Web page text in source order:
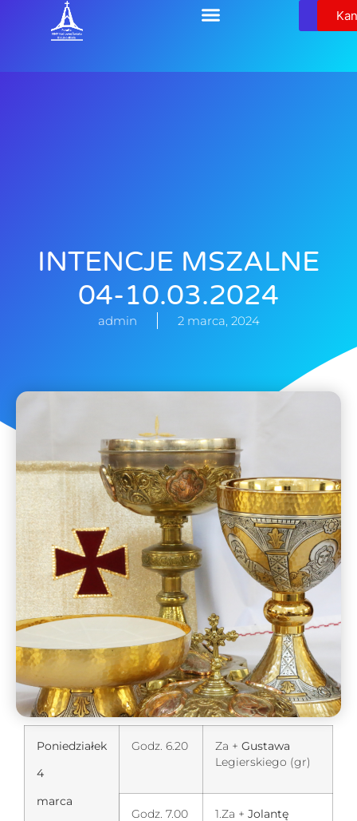
INTENCJE MSZALNE
04-10.03.2024
admin 2 marca, 2024
Poniedziałek
4
marca
Godz. 6.20 Za + Gustawa
Legierskiego (gr)
Godz. 7.00 1.Za + Jolantę